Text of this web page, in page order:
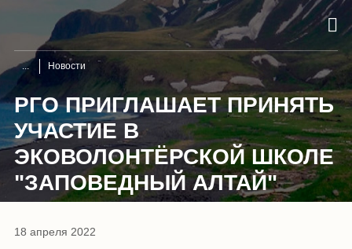
Новости
РГО ПРИГЛАШАЕТ ПРИНЯТЬ
УЧАСТИЕ В
ЭКОВОЛОНТЁРСКОЙ ШКОЛЕ
"ЗАПОВЕДНЫЙ АЛТАЙ"
18 апреля 2022